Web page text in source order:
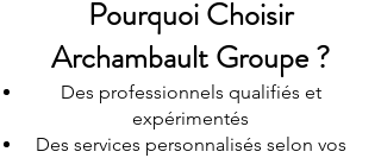
Pourquoi Choisir
Archambault Groupe ?
Des professionnels qualifiés et
expérimentés
Des services personnalisés selon vos